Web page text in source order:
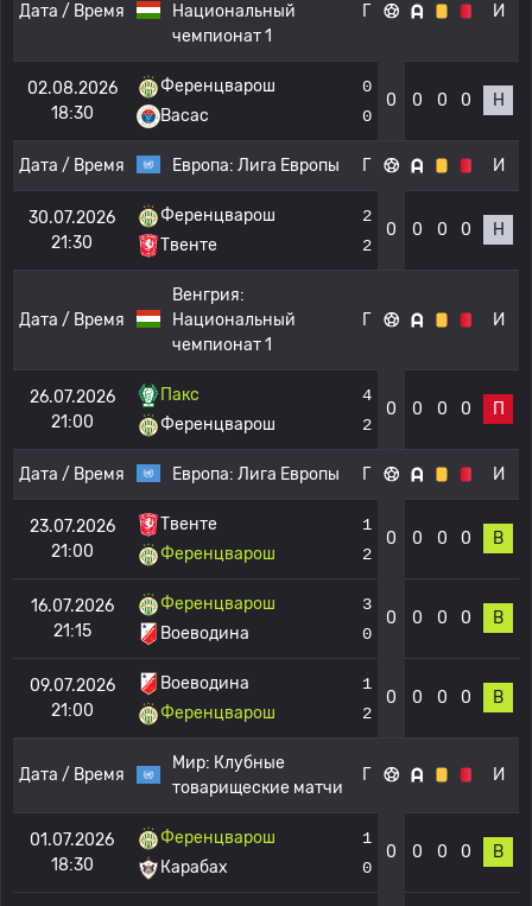
Дата / Время
Национальный
чемпионат 1
Г И
02.08.2026
18:30
Ференцварош
Васас
0
0
0 0 0 0 Н
Дата / Время Европа: Лига Европы Г И
30.07.2026
21:30
Ференцварош
Твенте
2
2
0 0 0 0 Н
Дата / Время
Венгрия:
Национальный
чемпионат 1
Г И
26.07.2026
21:00
Пакс
Ференцварош
4
2
0 0 0 0 П
Дата / Время Европа: Лига Европы Г И
23.07.2026
21:00
Твенте
Ференцварош
1
2
0 0 0 0 В
16.07.2026
21:15
Ференцварош
Воеводина
3
0
0 0 0 0 В
09.07.2026
21:00
Воеводина
Ференцварош
1
2
0 0 0 0 В
Дата / Время
Мир: Клубные
товарищеские матчи
Г И
01.07.2026
18:30
Ференцварош
Карабах
1
0
0 0 0 0 В